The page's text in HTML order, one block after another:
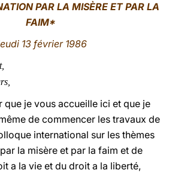
PAR LA MISÈRE ET PAR LA
FAIM*
13 février 1986
que je vous accueille ici et que je
de commencer les travaux de
international sur les thèmes
la misère et par la faim et de
a la vie et du droit a la liberté,